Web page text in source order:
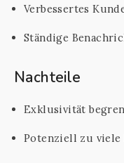
Verbessertes
Ständige
Nachteile
Exklusivität
Potenziell zu